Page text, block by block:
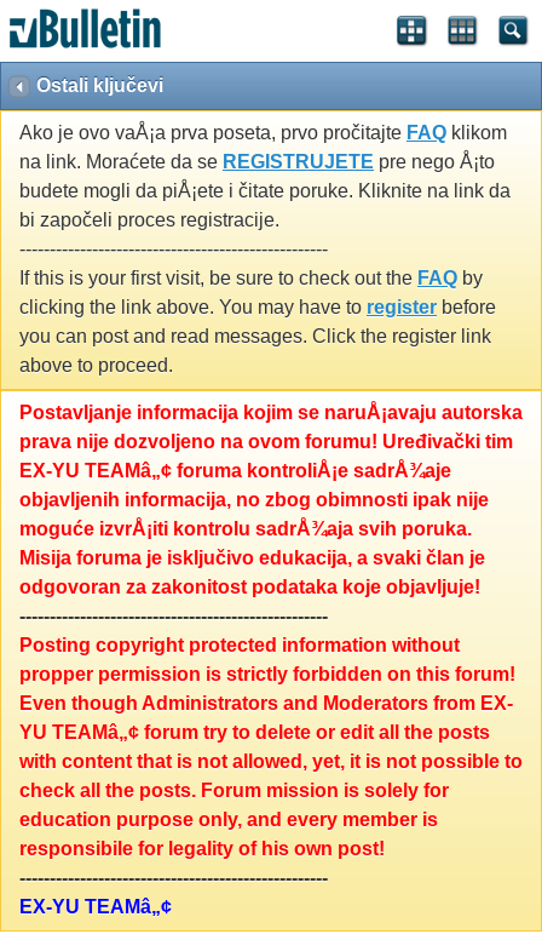
Ostali ključevi
Ako je ovo vaÅ¡a prva poseta, prvo pročitajte FAQ klikom
na link. Moraćete da se REGISTRUJETE pre nego Å¡to
budete mogli da piÅ¡ete i čitate poruke. Kliknite na link da
bi započeli proces registracije.
---------------------------------------------------
If this is your first visit, be sure to check out the FAQ by
clicking the link above. You may have to register before
you can post and read messages. Click the register link
above to proceed.
Postavljanje informacija kojim se naruÅ¡avaju autorska
prava nije dozvoljeno na ovom forumu! Uređivački tim
EX-YU TEAMâ„¢ foruma kontroliÅ¡e sadrÅ¾aje
objavljenih informacija, no zbog obimnosti ipak nije
moguće izvrÅ¡iti kontrolu sadrÅ¾aja svih poruka.
Misija foruma je isključivo edukacija, a svaki član je
odgovoran za zakonitost podataka koje objavljuje!
---------------------------------------------------
Posting copyright protected information without
propper permission is strictly forbidden on this forum!
Even though Administrators and Moderators from EX-
YU TEAMâ„¢ forum try to delete or edit all the posts
with content that is not allowed, yet, it is not possible to
check all the posts. Forum mission is solely for
education purpose only, and every member is
responsibile for legality of his own post!
---------------------------------------------------
EX-YU TEAMâ„¢